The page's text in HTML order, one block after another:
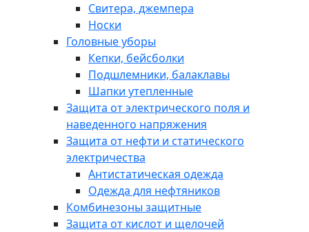
Свитера, джемпера
Носки
Головные уборы
Кепки, бейсболки
Подшлемники, балаклавы
Шапки утепленные
Защита от электрического поля и
наведенного напряжения
Защита от нефти и статического
электричества
Антистатическая одежда
Одежда для нефтяников
Комбинезоны защитные
Защита от кислот и щелочей